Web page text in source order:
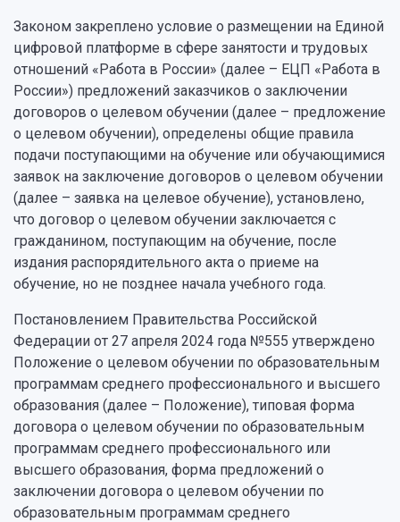
Законом закреплено условие о размещении на Единой
цифровой платформе в сфере занятости и трудовых
отношений «Работа в России» (далее – ЕЦП «Работа в
России») предложений заказчиков о заключении
договоров о целевом обучении (далее – предложение
о целевом обучении), определены общие правила
подачи поступающими на обучение или обучающимися
заявок на заключение договоров о целевом обучении
(далее – заявка на целевое обучение), установлено,
что договор о целевом обучении заключается с
гражданином, поступающим на обучение, после
издания распорядительного акта о приеме на
обучение, но не позднее начала учебного года.
Постановлением Правительства Российской
Федерации от 27 апреля 2024 года №555 утверждено
Положение о целевом обучении по образовательным
программам среднего профессионального и высшего
образования (далее – Положение), типовая форма
договора о целевом обучении по образовательным
программам среднего профессионального или
высшего образования, форма предложений о
заключении договора о целевом обучении по
образовательным программам среднего